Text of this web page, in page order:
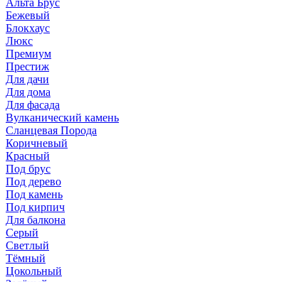
Альта Брус
Бежевый
Блокхаус
Люкс
Премиум
Престиж
Для дачи
Для дома
Для фасада
Вулканический камень
Сланцевая Порода
Коричневый
Красный
Под брус
Под дерево
Под камень
Под кирпич
Для балкона
Серый
Светлый
Тёмный
Цокольный